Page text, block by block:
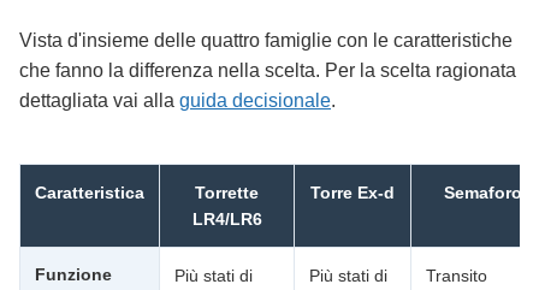
Vista d'insieme delle quattro famiglie con le caratteristiche
che fanno la differenza nella scelta. Per la scelta ragionata
dettagliata vai alla guida decisionale.
Caratteristica
Torrette
LR4/LR6
Torre Ex-d Semaforo
Funzione
Più stati di
Più stati di
Transito